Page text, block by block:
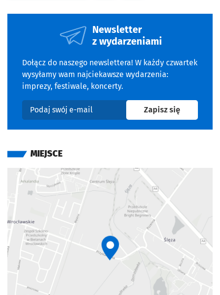
Newsletter
z wydarzeniami
Dołącz do naszego newslettera! W każdy czwartek
wysyłamy wam najciekawsze wydarzenia:
imprezy, festiwale, koncerty.
Podaj swój e-mail
Zapisz sięna
MIEJSCE